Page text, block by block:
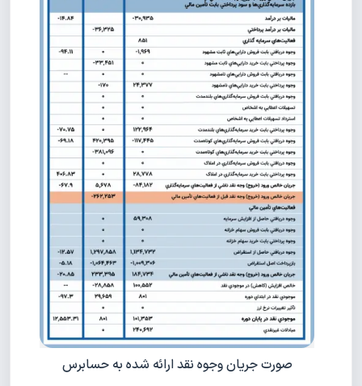
صورت جریان وجوه نقد ارائه شده به حسابرس